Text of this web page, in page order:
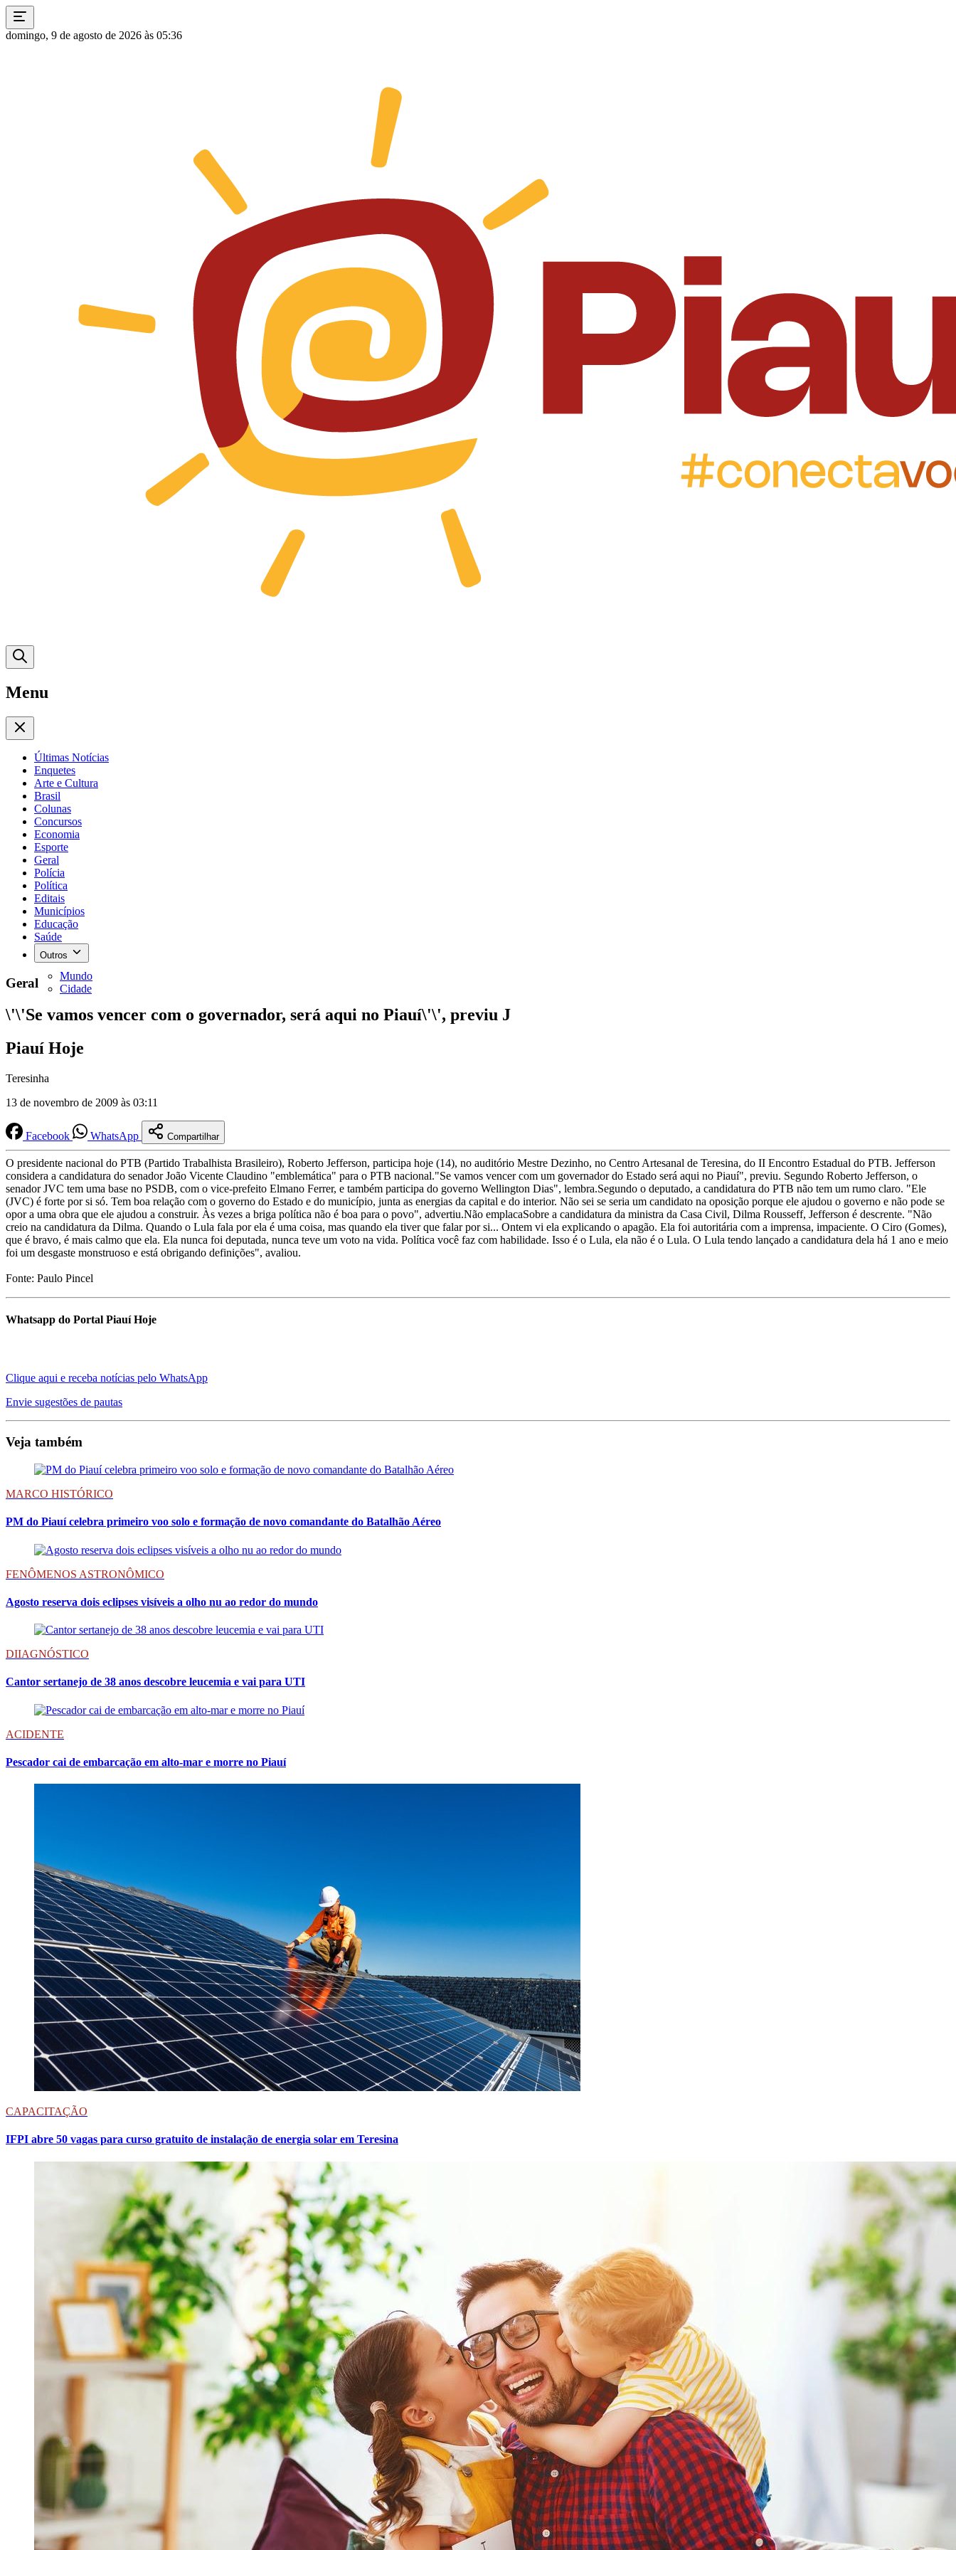
domingo, 9 de agosto de 2026 às 05:36
Menu
Últimas Notícias
Enquetes
Arte e Cultura
Brasil
Colunas
Concursos
Economia
Esporte
Geral
Polícia
Política
Editais
Municípios
Educação
Saúde
Outros
Mundo
Cidade
Geral
\'\'Se vamos vencer com o governador, será aqui no Piauí\'\', previu J
Piauí Hoje
Teresinha
13 de novembro de 2009 às 03:11
Facebook WhatsApp Compartilhar
O presidente nacional do PTB (Partido Trabalhista Brasileiro), Roberto Jefferson, participa hoje (14), no auditório Mestre Dezinho, no Centro Artesanal de Teresina, do II Encontro Estadual do PTB. Jefferson
considera a candidatura do senador João Vicente Claudino "emblemática" para o PTB nacional."Se vamos vencer com um governador do Estado será aqui no Piauí", previu. Segundo Roberto Jefferson, o
senador JVC tem uma base no PSDB, com o vice-prefeito Elmano Ferrer, e também participa do governo Wellington Dias", lembra.Segundo o deputado, a candidatura do PTB não tem um rumo claro. "Ele
(JVC) é forte por si só. Tem boa relação com o governo do Estado e do município, junta as energias da capital e do interior. Não sei se seria um candidato na oposição porque ele ajudou o governo e não pode se
opor a uma obra que ele ajudou a construir. Às vezes a briga política não é boa para o povo", advertiu.Não emplacaSobre a candidatura da ministra da Casa Civil, Dilma Rousseff, Jefferson é descrente. "Não
creio na candidatura da Dilma. Quando o Lula fala por ela é uma coisa, mas quando ela tiver que falar por si... Ontem vi ela explicando o apagão. Ela foi autoritária com a imprensa, impaciente. O Ciro (Gomes),
que é bravo, é mais calmo que ela. Ela nunca foi deputada, nunca teve um voto na vida. Política você faz com habilidade. Isso é o Lula, ela não é o Lula. O Lula tendo lançado a candidatura dela há 1 ano e meio
foi um desgaste monstruoso e está obrigando definições", avaliou.
Fonte: Paulo Pincel
Whatsapp do Portal Piauí Hoje
Clique aqui e receba notícias pelo WhatsApp
Envie sugestões de pautas
Veja também
MARCO HISTÓRICO
PM do Piauí celebra primeiro voo solo e formação de novo comandante do Batalhão Aéreo
FENÔMENOS ASTRONÔMICO
Agosto reserva dois eclipses visíveis a olho nu ao redor do mundo
DIIAGNÓSTICO
Cantor sertanejo de 38 anos descobre leucemia e vai para UTI
ACIDENTE
Pescador cai de embarcação em alto-mar e morre no Piauí
CAPACITAÇÃO
IFPI abre 50 vagas para curso gratuito de instalação de energia solar em Teresina